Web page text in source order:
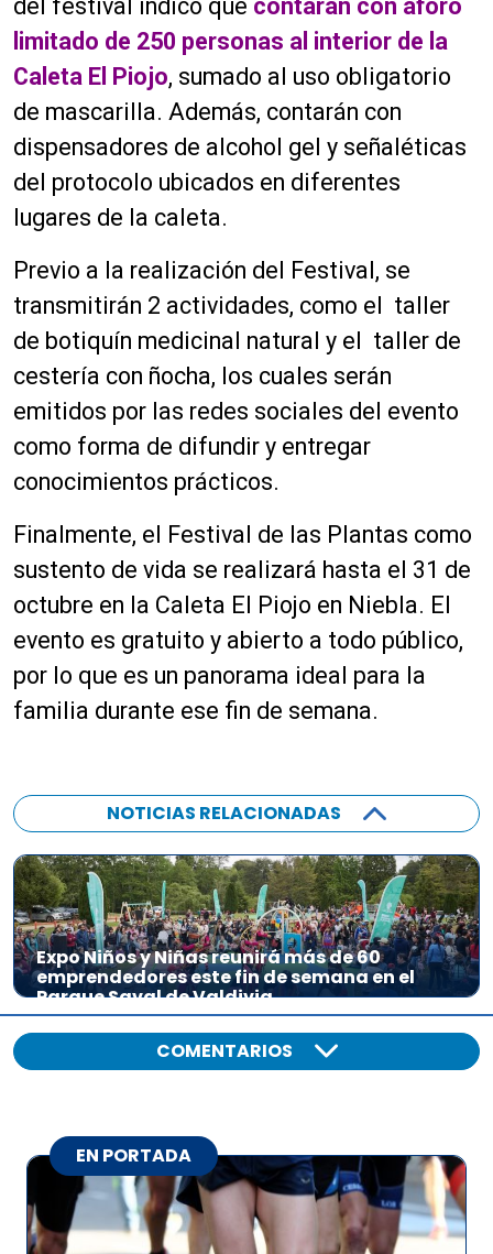
del festival indicó que contarán con aforo
limitado de 250 personas al interior de la
Caleta El Piojo, sumado al uso obligatorio
de mascarilla. Además, contarán con
dispensadores de alcohol gel y señaléticas
del protocolo ubicados en diferentes
lugares de la caleta.
Previo a la realización del Festival, se
transmitirán 2 actividades, como el taller
de botiquín medicinal natural y el taller de
cestería con ñocha, los cuales serán
emitidos por las redes sociales del evento
como forma de difundir y entregar
conocimientos prácticos.
Finalmente, el Festival de las Plantas como
sustento de vida se realizará hasta el 31 de
octubre en la Caleta El Piojo en Niebla. El
evento es gratuito y abierto a todo público,
por lo que es un panorama ideal para la
familia durante ese fin de semana.
NOTICIAS RELACIONADAS
Expo Niños y Niñas reunirá más de 60
emprendedores este fin de semana en el
Parque Saval de Valdivia
COMENTARIOS
EN PORTADA